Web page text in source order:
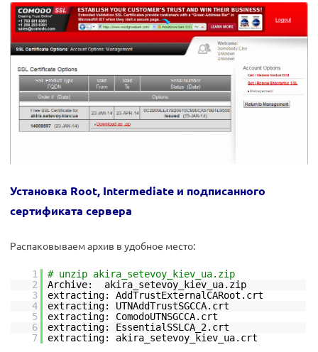
Установка Root, Intermediate и подписанного
сертификата сервера
Распаковываем архив в удобное место:
1
# unzip akira_setevoy_kiev_ua.zip
2
Archive: akira_setevoy_kiev_ua.zip
3
extracting: AddTrustExternalCARoot.crt
4
extracting: UTNAddTrustSGCCA.crt
5
extracting: ComodoUTNSGCCA.crt
6
extracting: EssentialSSLCA_2.crt
7
extracting: akira_setevoy_kiev_ua.crt